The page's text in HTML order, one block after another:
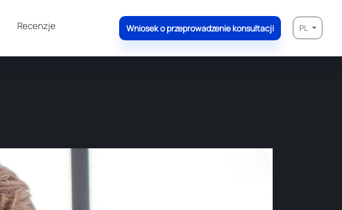
Recenzje Wniosek o przeprowadzenie konsultacji PL